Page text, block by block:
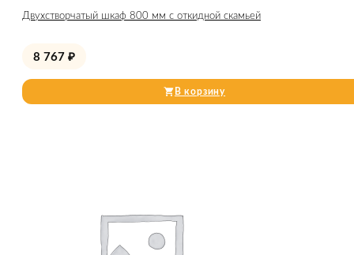
Двухстворчатый шкаф 800 мм с откидной скамьей
8 767 ₽
В корзину